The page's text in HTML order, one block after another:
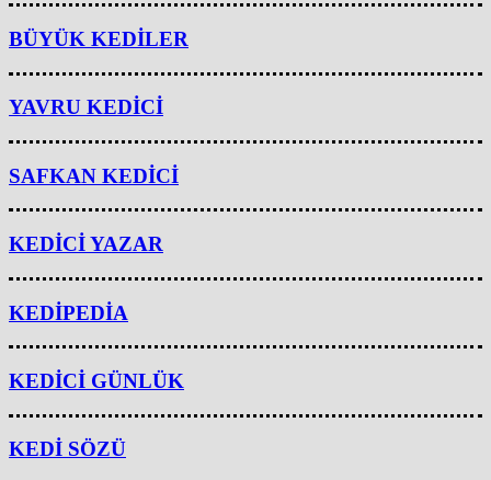
BÜYÜK KEDİLER
YAVRU KEDİCİ
SAFKAN KEDİCİ
KEDİCİ YAZAR
KEDİPEDİA
KEDİCİ GÜNLÜK
KEDİ SÖZÜ